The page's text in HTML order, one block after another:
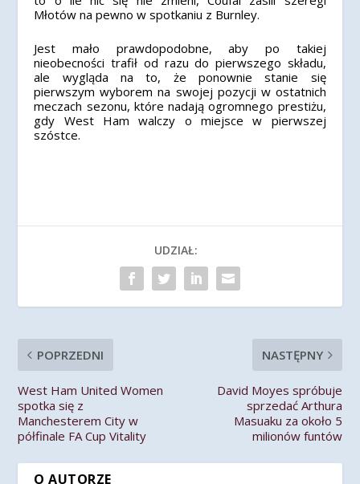
Młotów na pewno w spotkaniu z Burnley.
Jest mało prawdopodobne, aby po takiej
nieobecności trafił od razu do pierwszego składu,
ale wygląda na to, że ponownie stanie się
pierwszym wyborem na swojej pozycji w ostatnich
meczach sezonu, które nadają ogromnego prestiżu,
gdy West Ham walczy o miejsce w pierwszej
szóstce.
UDZIAŁ:
POPRZEDNI
West Ham United Women
spotka się z
Manchesterem City w
półfinale FA Cup Vitality
NASTĘPNY
David Moyes spróbuje
sprzedać Arthura
Masuaku za około 5
milionów funtów
O AUTORZE